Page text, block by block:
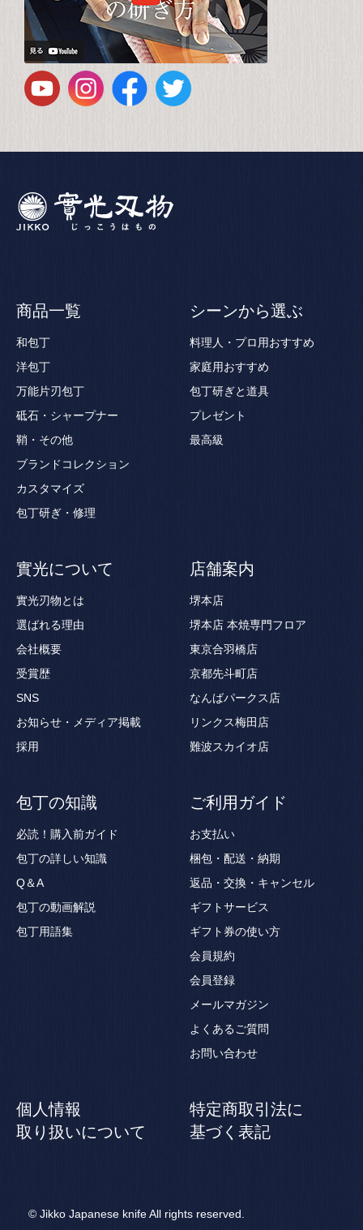
商品一覧
和包丁
洋包丁
万能片刃包丁
砥石・シャープナー
鞘・その他
ブランドコレクション
カスタマイズ
包丁研ぎ・修理
シーンから選ぶ
料理人・プロ用おすすめ
家庭用おすすめ
包丁研ぎと道具
プレゼント
最高級
實光について
實光刃物とは
選ばれる理由
会社概要
受賞歴
SNS
お知らせ・メディア掲載
採用
店舗案内
堺本店
堺本店 本焼専門フロア
東京合羽橋店
京都先斗町店
なんばパークス店
リンクス梅田店
難波スカイオ店
包丁の知識
必読！購入前ガイド
包丁の詳しい知識
Q＆A
包丁の動画解説
包丁用語集
ご利用ガイド
お支払い
梱包・配送・納期
返品・交換・キャンセル
ギフトサービス
ギフト券の使い方
会員規約
会員登録
メールマガジン
よくあるご質問
お問い合わせ
個人情報
取り扱いについて
特定商取引法に
基づく表記
© Jikko Japanese knife All rights reserved.